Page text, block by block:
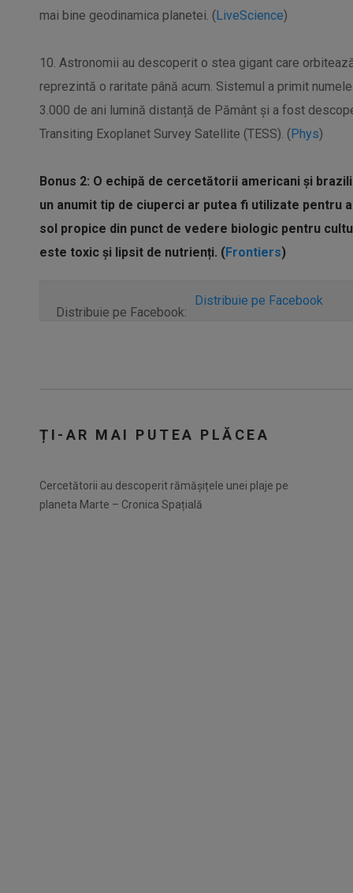
mai bine geodinamica planetei. (LiveScience)
10. Astronomii au descoperit o stea gigant care
reprezintă o raritate până acum. Sistemul a primit
3.000 de ani lumină distanță de Pământ și a fost
Transiting Exoplanet Survey Satellite (TESS). (Phys)
Bonus 2: O echipă de cercetătorii americani și
un anumit tip de ciuperci ar putea fi utilizate pentru
sol propice din punct de vedere biologic pentru
este toxic și lipsit de nutrienți. (Frontiers)
Distribuie pe Facebook:
Distribuie pe Facebook
ȚI-AR MAI PUTEA PLĂCEA
Cercetătorii au descoperit rămășițele unei plaje pe
planeta Marte – Cronica Spațială